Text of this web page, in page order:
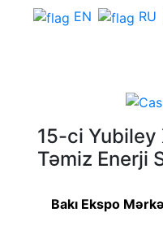
EN RU
15-ci Yubiley
Təmiz Enerji
Bakı Ekspo